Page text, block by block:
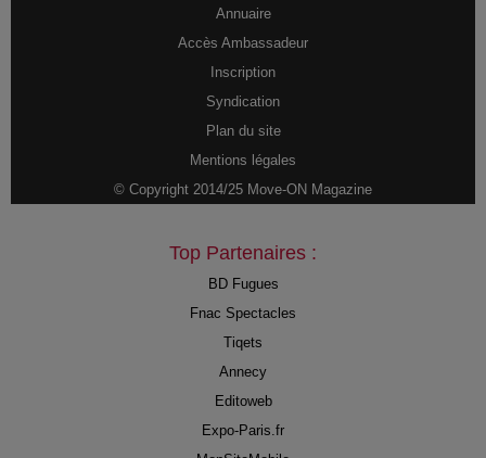
Annuaire
Accès Ambassadeur
Inscription
Syndication
Plan du site
Mentions légales
© Copyright 2014/25 Move-ON Magazine
Top Partenaires :
BD Fugues
Fnac Spectacles
Tiqets
Annecy
Editoweb
Expo-Paris.fr